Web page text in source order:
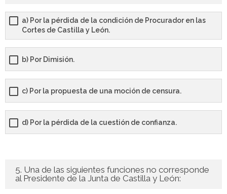
a) Por la pérdida de la condición de Procurador en las
Cortes de Castilla y León.
b) Por Dimisión.
c) Por la propuesta de una moción de censura.
d) Por la pérdida de la cuestión de confianza.
5. Una de las siguientes funciones no corresponde
al Presidente de la Junta de Castilla y León: